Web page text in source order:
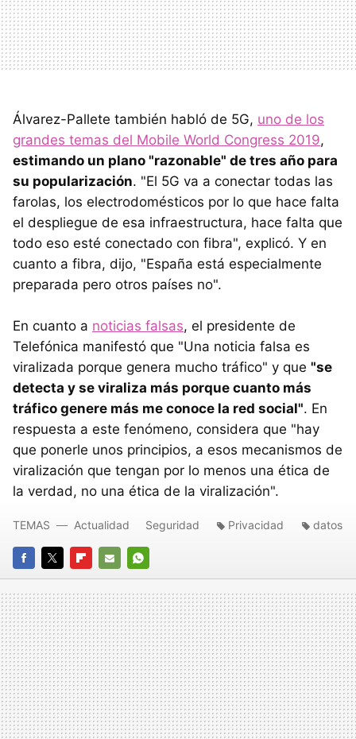
Álvarez-Pallete también habló de 5G, uno de los
grandes temas del Mobile World Congress 2019,
estimando un plano "razonable" de tres año para
su popularización. "El 5G va a conectar todas las
farolas, los electrodomésticos por lo que hace falta
el despliegue de esa infraestructura, hace falta que
todo eso esté conectado con fibra", explicó. Y en
cuanto a fibra, dijo, "España está especialmente
preparada pero otros países no".
En cuanto a noticias falsas, el presidente de
Telefónica manifestó que "Una noticia falsa es
viralizada porque genera mucho tráfico" y que "se
detecta y se viraliza más porque cuanto más
tráfico genere más me conoce la red social". En
respuesta a este fenómeno, considera que "hay
que ponerle unos principios, a esos mecanismos de
viralización que tengan por lo menos una ética de
la verdad, no una ética de la viralización".
FACEBOOK
TWITTERFLIPBOARD
E-
MAIL
WHATSAPP
TEMAS Actualidad Seguridad Privacidad datos